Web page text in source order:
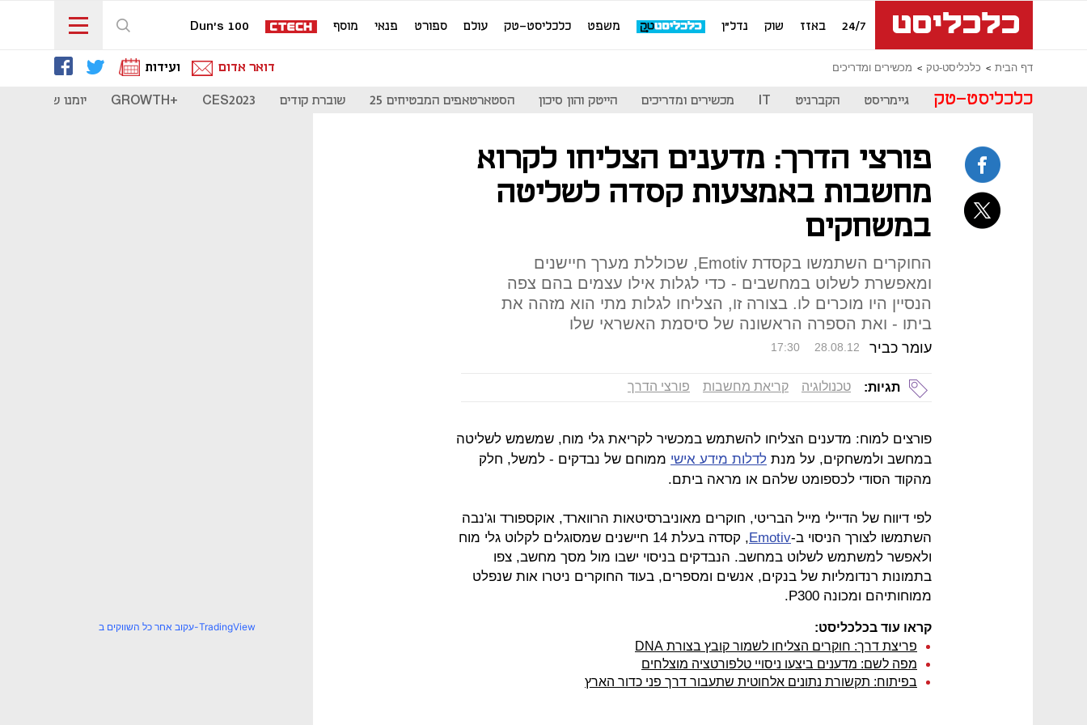
24/7 באזז שוק נדל"ן משפט כלכליסט-טק עולם ספורט פנאי מוסף Dun's 100
דף הבית כלכליסט-טק מכשירים ומדריכים דואר אדום ועידות
כלכליסט-טק גיימריסט הקברניט IT מכשירים ומדריכים הייטק והון סיכון הסטארטאפים המבטיחים 25 שוברת קודים CES2023
+GROWTH יומנו של
פורצי הדרך: מדענים הצליחו לקרוא
מחשבות באמצעות קסדה לשליטה
במשחקים
החוקרים השתמשו בקסדת Emotiv, שכוללת מערך חיישנים
ומאפשרת לשלוט במחשבים - כדי לגלות אילו עצמים בהם צפה
הנסיין היו מוכרים לו. בצורה זו, הצליחו לגלות מתי הוא מזהה את
ביתו - ואת הספרה הראשונה של סיסמת האשראי שלו
עומר כביר 17:30 28.08.12
תגיות: טכנולוגיה קריאת מחשבות פורצי הדרך
פורצים למוח: מדענים הצליחו להשתמש במכשיר לקריאת גלי מוח, שמשמש לשליטה
במחשב ולמשחקים, על מנת לדלות מידע אישי ממוחם של נבדקים - למשל, חלק
מהקוד הסודי לכספומט שלהם או מראה ביתם.
לפי דיווח של הדיילי מייל הבריטי, חוקרים מאוניברסיטאות הרווארד, אוקספורד וג'נבה
השתמשו לצורך הניסוי ב-Emotiv
, קסדה בעלת 14 חיישנים שמסוגלים לקלוט גלי מוח
ולאפשר למשתמש לשלוט במחשב. הנבדקים בניסוי ישבו מול מסך מחשב, צפו
בתמונות רנדומליות של בנקים, אנשים ומספרים, בעוד החוקרים ניטרו אות שנפלט
ממוחותיהם ומכונה P300.
קראו עוד בכלכליסט:
פריצת דרך: חוקרים הצליחו לשמור קובץ בצורת DNA
מפה לשם: מדענים ביצעו ניסויי טלפורטציה מוצלחים
בפיתוח: תקשורת נתונים אלחוטית שתעבור דרך פני כדור הארץ
עקוב אחר כל השווקים ב-TradingView